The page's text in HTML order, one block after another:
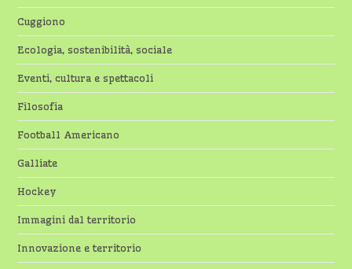
Cuggiono
Ecologia, sostenibilità, sociale
Eventi, cultura e spettacoli
Filosofia
Football Americano
Galliate
Hockey
Immagini dal territorio
Innovazione e territorio